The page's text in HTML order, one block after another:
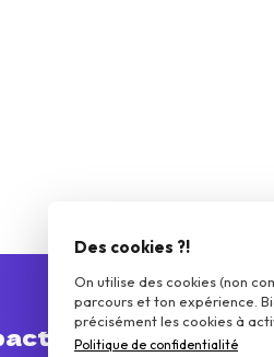
Des cookies ?!
On utilise des cookies (non
parcours et ton expérience.
précisément les cookies à
Politique de confidentialité